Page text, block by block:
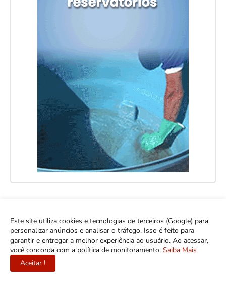
Este site utiliza cookies e tecnologias de terceiros (Google) para
personalizar anúncios e analisar o tráfego. Isso é feito para
garantir e entregar a melhor experiência ao usuário. Ao acessar,
você concorda com a política de monitoramento. Saiba Mais
Aceitar !